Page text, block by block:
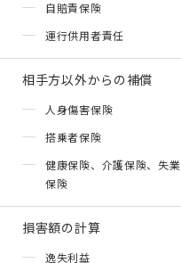
自賠責保険
運行供用者責任
相手方以外からの補償
人身傷害保険
搭乗者保険
健康保険、介護保険、失業
保険
損害額の計算
逸失利益